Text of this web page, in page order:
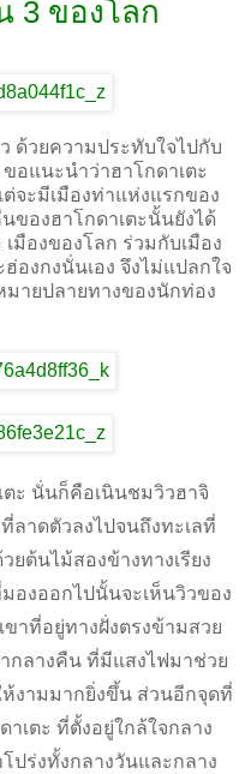
3 ของโลก
ด้วยความประทับใจไปกับ
อแนะนำว่าฮาโกดาเตะ
จะมีเมืองท่าแห่งแรกของ
องฮาโกดาเตะนั้นยังได้
มืองของโลก ร่วมกับเมือง
องกงนั่นเอง จึงไม่แปลกใจ
ายปลายทางของนักท่อง
ะ นั่นก็คือเนินชมวิวฮาจิ
ลาดตัวลงไปจนถึงทะเลที่
ยต้นไม้สองข้างทางเรียง
องออกไปนั้นจะเห็นวิวของ
ขาที่อยู่ทางฝั่งตรงข้ามสวย
กลางคืน ที่มีแสงไฟมาช่วย
งามมากยิ่งขึ้น ส่วนอีกจุดที่
เตะ ที่ตั้งอยู่ใกล้ใจกลาง
ปร่งทั้งกลางวันและกลาง